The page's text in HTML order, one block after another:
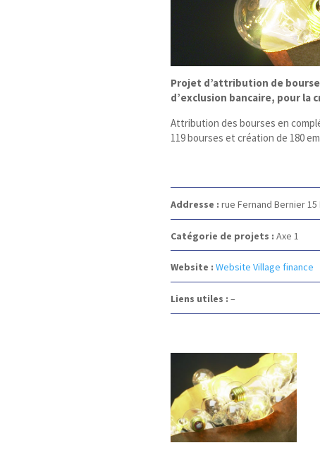
Projet d’attribution de
d’exclusion bancaire, pour la
Attribution des bourses en
119 bourses et création de 180
Addresse : rue Fernand Bernier 15
Catégorie de projets : Axe 1
Website : Website Village finance
Liens utiles : –